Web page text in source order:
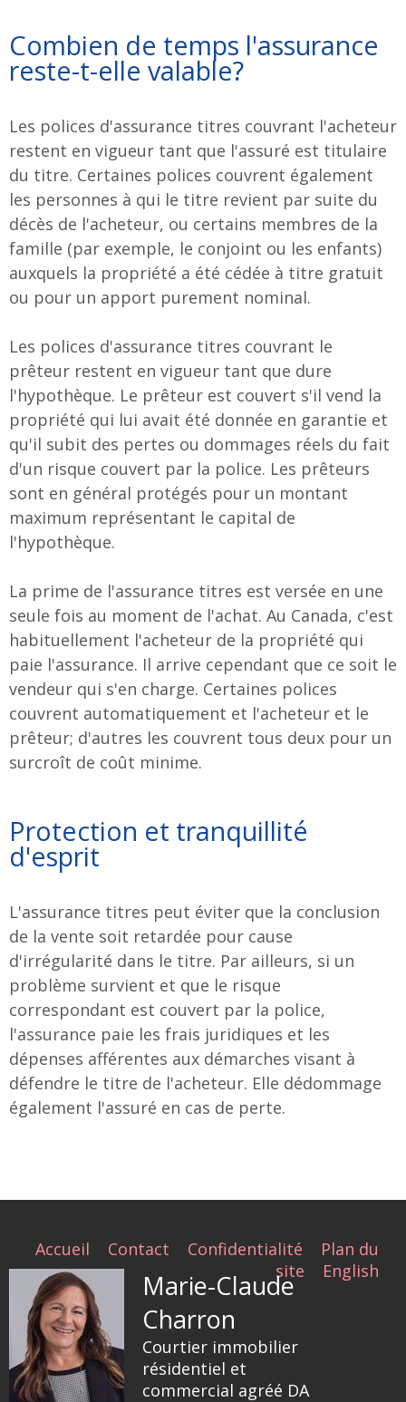
Combien de temps l'assurance
reste-t-elle valable?
Les polices d'assurance titres couvrant l'acheteur
restent en vigueur tant que l'assuré est titulaire
du titre. Certaines polices couvrent également
les personnes à qui le titre revient par suite du
décès de l'acheteur, ou certains membres de la
famille (par exemple, le conjoint ou les enfants)
auxquels la propriété a été cédée à titre gratuit
ou pour un apport purement nominal.
Les polices d'assurance titres couvrant le
prêteur restent en vigueur tant que dure
l'hypothèque. Le prêteur est couvert s'il vend la
propriété qui lui avait été donnée en garantie et
qu'il subit des pertes ou dommages réels du fait
d'un risque couvert par la police. Les prêteurs
sont en général protégés pour un montant
maximum représentant le capital de
l'hypothèque.
La prime de l'assurance titres est versée en une
seule fois au moment de l'achat. Au Canada, c'est
habituellement l'acheteur de la propriété qui
paie l'assurance. Il arrive cependant que ce soit le
vendeur qui s'en charge. Certaines polices
couvrent automatiquement et l'acheteur et le
prêteur; d'autres les couvrent tous deux pour un
surcroît de coût minime.
Protection et tranquillité
d'esprit
L'assurance titres peut éviter que la conclusion
de la vente soit retardée pour cause
d'irrégularité dans le titre. Par ailleurs, si un
problème survient et que le risque
correspondant est couvert par la police,
l'assurance paie les frais juridiques et les
dépenses afférentes aux démarches visant à
défendre le titre de l'acheteur. Elle dédommage
également l'assuré en cas de perte.
Accueil Contact Confidentialité
Plan du
site
English
Marie-Claude
Charron
Courtier immobilier
résidentiel et
commercial agréé DA